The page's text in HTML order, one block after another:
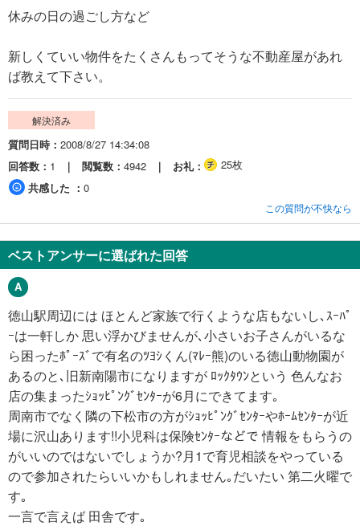
休みの日の過ごし方など
新しくていい物件をたくさんもってそうな不動産屋があれ
ば教えて下さい。
解決済み
質問日時
2008/8/27 14:34:08
回答数
1 閲覧数 4942 お礼
25枚
共感した
0
この質問が不快なら
ベストアンサーに選ばれた回答
徳山駅周辺には ほとんど家族で行くような店もないし､ｽｰﾊﾟ
ｰは一軒しか 思い浮かびませんが､小さいお子さんがいるな
ら困ったﾎﾟｰｽﾞで有名のﾂﾖｼくん(ﾏﾚｰ熊)のいる徳山動物園が
あるのと､旧新南陽市になりますが ﾛｯｸﾀｳﾝという 色んなお
店の集まったｼｮｯﾋﾟﾝｸﾞｾﾝﾀｰが6月にできてます｡
周南市でなく隣の下松市の方がｼｮｯﾋﾟﾝｸﾞｾﾝﾀｰやﾎｰﾑｾﾝﾀｰが近
場に沢山あります!!小児科は保険ｾﾝﾀｰなどで 情報をもらうの
がいいのではないでしょうか?月1で育児相談をやっている
ので参加されたらいいかもしれません｡だいたい 第二火曜で
す｡
一言で言えば 田舎です｡